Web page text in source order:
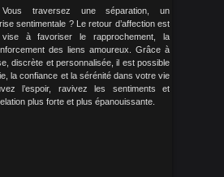
Vous traversez une séparation, un
sentimentale ? Le retour d’affection est
à favoriser le rapprochement, la
des liens amoureux. Grâce à
discrète et personnalisée, il est possible
la confiance et la sérénité dans votre vie
l’espoir, ravivez les sentiments et
plus forte et plus épanouissante.